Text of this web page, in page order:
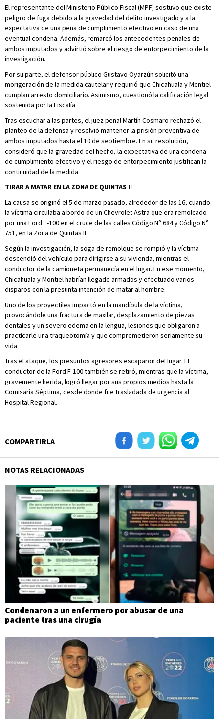
El representante del Ministerio Público Fiscal (MPF) sostuvo que existe
peligro de fuga debido a la gravedad del delito investigado y a la
expectativa de una pena de cumplimiento efectivo en caso de una
eventual condena. Además, remarcó los antecedentes penales de
ambos imputados y advirtió sobre el riesgo de entorpecimiento de la
investigación.
Por su parte, el defensor público Gustavo Oyarzún solicitó una
morigeración de la medida cautelar y requirió que Chicahuala y Montiel
cumplan arresto domiciliario. Asimismo, cuestionó la calificación legal
sostenida por la Fiscalía.
Tras escuchar a las partes, el juez penal Martín Cosmaro rechazó el
planteo de la defensa y resolvió mantener la prisión preventiva de
ambos imputados hasta el 10 de septiembre. En su resolución,
consideró que la gravedad del hecho, la expectativa de una condena
de cumplimiento efectivo y el riesgo de entorpecimiento justifican la
continuidad de la medida.
TIRAR A MATAR EN LA ZONA DE QUINTAS II
La causa se originó el 5 de marzo pasado, alrededor de las 16, cuando
la víctima circulaba a bordo de un Chevrolet Astra que era remolcado
por una Ford F-100 en el cruce de las calles Código N° 684 y Código N°
751, en la Zona de Quintas II.
Según la investigación, la soga de remolque se rompió y la víctima
descendió del vehículo para dirigirse a su vivienda, mientras el
conductor de la camioneta permanecía en el lugar. En ese momento,
Chicahuala y Montiel habrían llegado armados y efectuado varios
disparos con la presunta intención de matar al hombre.
Uno de los proyectiles impactó en la mandíbula de la víctima,
provocándole una fractura de maxilar, desplazamiento de piezas
dentales y un severo edema en la lengua, lesiones que obligaron a
practicarle una traqueotomía y que comprometieron seriamente su
vida.
Tras el ataque, los presuntos agresores escaparon del lugar. El
conductor de la Ford F-100 también se retiró, mientras que la víctima,
gravemente herida, logró llegar por sus propios medios hasta la
Comisaría Séptima, desde donde fue trasladada de urgencia al
Hospital Regional.
COMPARTIRLA
NOTAS RELACIONADAS
Condenaron a un enfermero por abusar de una
paciente tras una cirugía